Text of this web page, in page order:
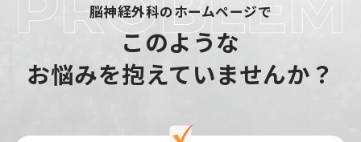
脳神経外科のホームページで
このような
お悩みを抱えていませんか？